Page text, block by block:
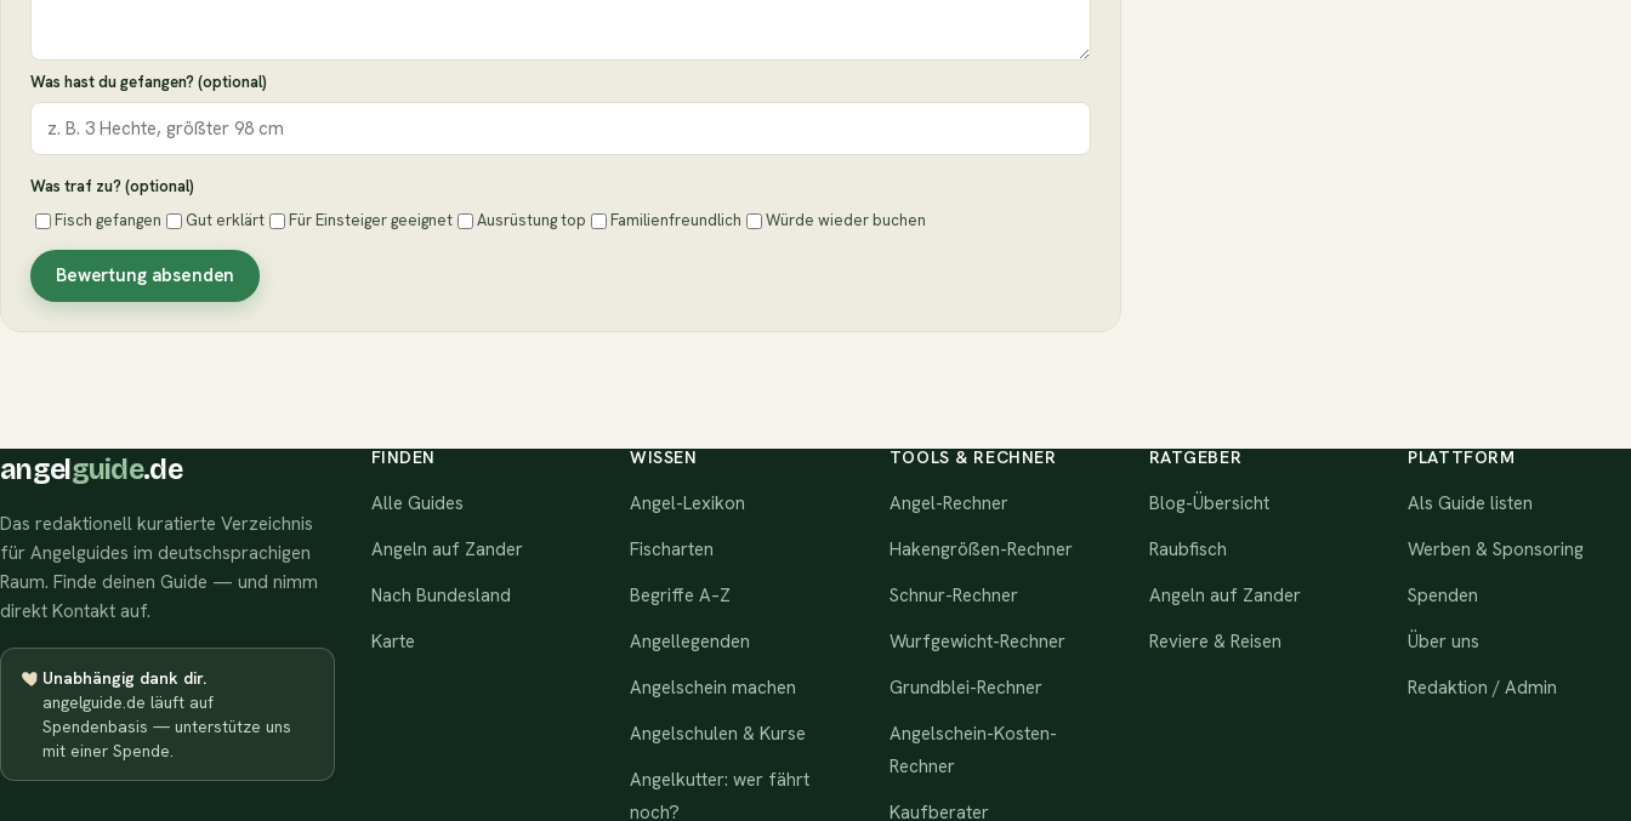
Was hast du gefangen? (optional)
Was traf zu? (optional)
Fisch gefangen
Gut erklärt Für Einsteiger geeignet Ausrüstung top Familienfreundlich Würde wieder buchen
Bewertung absenden
angel guide.de
Das redaktionell kuratierte Verzeichnis
für Angelguides im deutschsprachigen
Raum. Finde deinen Guide — und nimm
direkt Kontakt auf.
Unabhängig dank dir.
angelguide.de läuft auf
Spendenbasis — unterstütze uns
mit einer Spende.
FINDEN
Alle Guides
Angeln auf Zander
Nach Bundesland
Karte
WISSEN
Angel-Lexikon
Fischarten
Begriffe A–Z
Angellegenden
Angelschein machen
Angelschulen & Kurse
Angelkutter: wer fährt
noch?
TOOLS & RECHNER
Angel-Rechner
Hakengrößen-Rechner
Schnur-Rechner
Wurfgewicht-Rechner
Grundblei-Rechner
Angelschein-Kosten-
Rechner
Kaufberater
RATGEBER
Blog-Übersicht
Raubfisch
Angeln auf Zander
Reviere & Reisen
PLATTFORM
Als Guide listen
Werben & Sponsoring
Spenden
Über uns
Redaktion / Admin